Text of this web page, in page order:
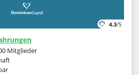
4.3/5
Mitglieder